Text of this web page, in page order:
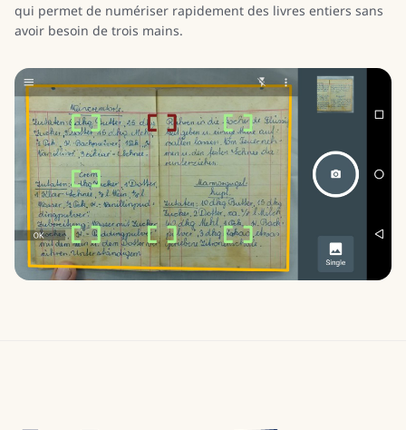
qui permet de numériser rapidement des livres entiers sans
avoir besoin de trois mains.